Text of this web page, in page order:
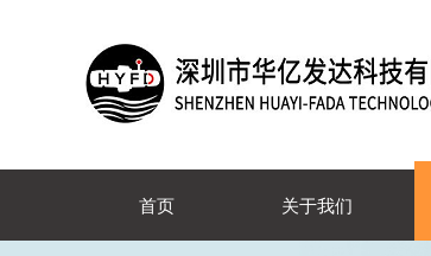
首页 关于我们